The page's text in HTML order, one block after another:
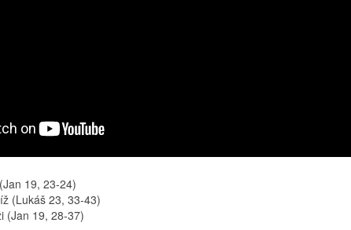
19, 23-24)
(Lukáš 23, 33-43)
(Jan 19, 28-37)